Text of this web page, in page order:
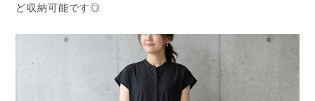
ど収納可能です◎